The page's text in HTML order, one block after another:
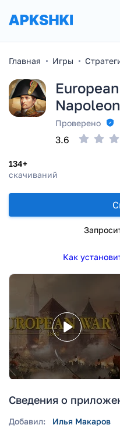
Главная Игры
Napoleon
Проверено
134+
скачиваний
3.6
Как
Сведения о
Добавил:
Илья Макаров